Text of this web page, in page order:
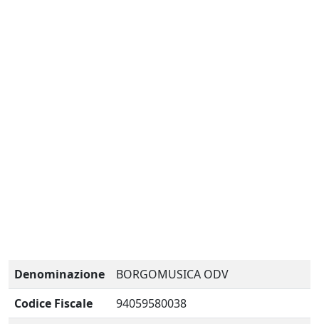
Denominazione
BORGOMUSICA ODV
Codice Fiscale
94059580038